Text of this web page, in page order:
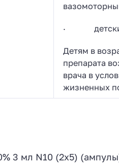
· детский
Детям в
препарата
врача в
жизненных
3 мл N10 (2х5)